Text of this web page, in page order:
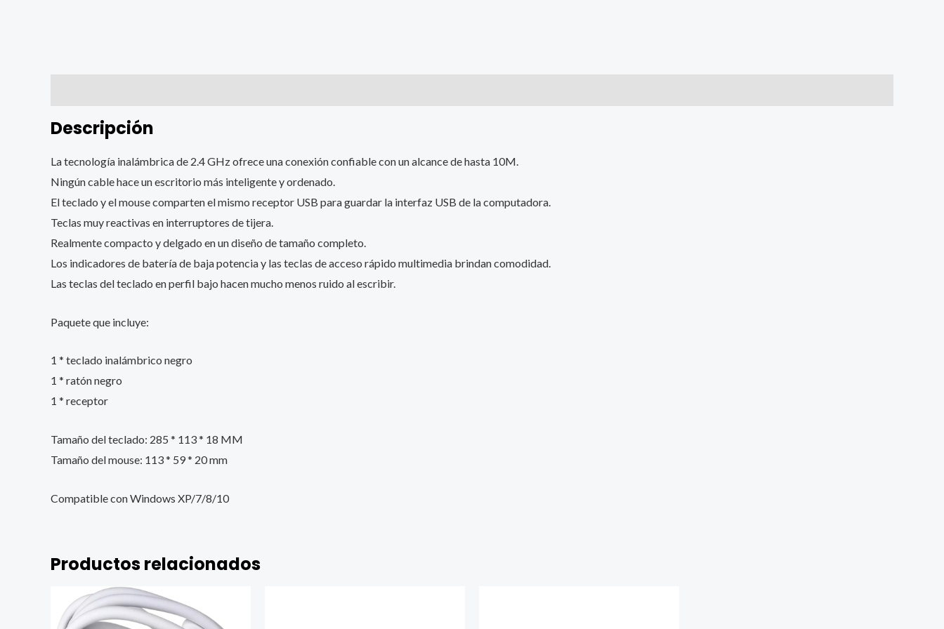
Descripción
La tecnología inalámbrica de 2.4 GHz ofrece una conexión confiable con un alcance de hasta 10M.
Ningún cable hace un escritorio más inteligente y ordenado.
El teclado y el mouse comparten el mismo receptor USB para guardar la interfaz USB de la computadora.
Teclas muy reactivas en interruptores de tijera.
Realmente compacto y delgado en un diseño de tamaño completo.
Los indicadores de batería de baja potencia y las teclas de acceso rápido multimedia brindan comodidad.
Las teclas del teclado en perfil bajo hacen mucho menos ruido al escribir.
Paquete que incluye:
1 * teclado inalámbrico negro
1 * ratón negro
1 * receptor
Tamaño del teclado: 285 * 113 * 18 MM
Tamaño del mouse: 113 * 59 * 20 mm
Compatible con Windows XP/7/8/10
Productos relacionados